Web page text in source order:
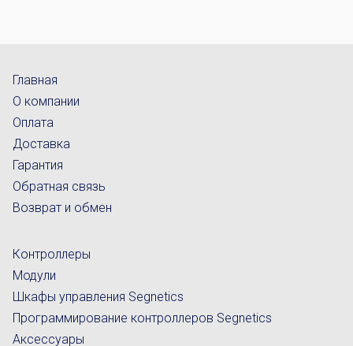
Главная
О компании
Оплата
Доставка
Гарантия
Обратная связь
Возврат и обмен
Контроллеры
Модули
Шкафы управления Segnetics
Программирование контроллеров Segnetics
Аксессуары